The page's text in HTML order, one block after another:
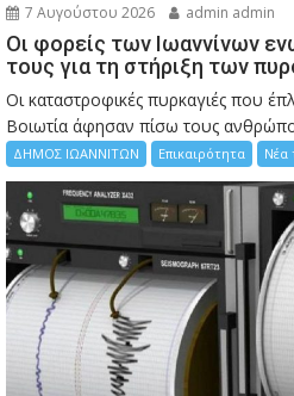
7 Αυγούστου 2026 admin admin
Οι φορείς των Ιωαννίνων
τους για τη στήριξη των
Οι καταστροφικές πυρκαγιές που
Bοιωτία άφησαν πίσω τους
ΔΗΜΟΣ ΙΩΑΝΝΙΤΩΝ Επικαιρότητα Νέα